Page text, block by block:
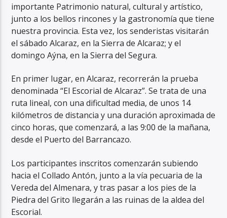
importante Patrimonio natural, cultural y artístico,
junto a los bellos rincones y la gastronomía que tiene
nuestra provincia. Esta vez, los senderistas visitarán
el sábado Alcaraz, en la Sierra de Alcaraz; y el
domingo Aýna, en la Sierra del Segura.
En primer lugar, en Alcaraz, recorrerán la prueba
denominada “El Escorial de Alcaraz”. Se trata de una
ruta lineal, con una dificultad media, de unos 14
kilómetros de distancia y una duración aproximada de
cinco horas, que comenzará, a las 9:00 de la mañana,
desde el Puerto del Barrancazo.
Los participantes inscritos comenzarán subiendo
hacia el Collado Antón, junto a la vía pecuaria de la
Vereda del Almenara, y tras pasar a los pies de la
Piedra del Grito llegarán a las ruinas de la aldea del
Escorial.